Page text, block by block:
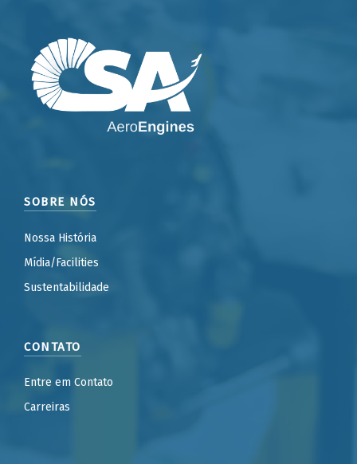
SOBRE NÓS
Nossa História
Mídia/Facilities
Sustentabilidade
CONTATO
Entre em Contato
Carreiras